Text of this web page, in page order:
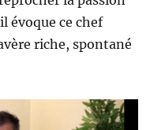
évoque ce chef
riche, spontané